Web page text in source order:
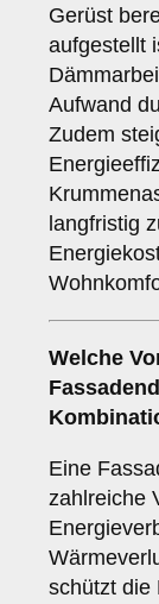
Gerüst
aufgestellt
Aufwand
Zudem
langfristig
Welche
Eine
zahlreiche
schützt die